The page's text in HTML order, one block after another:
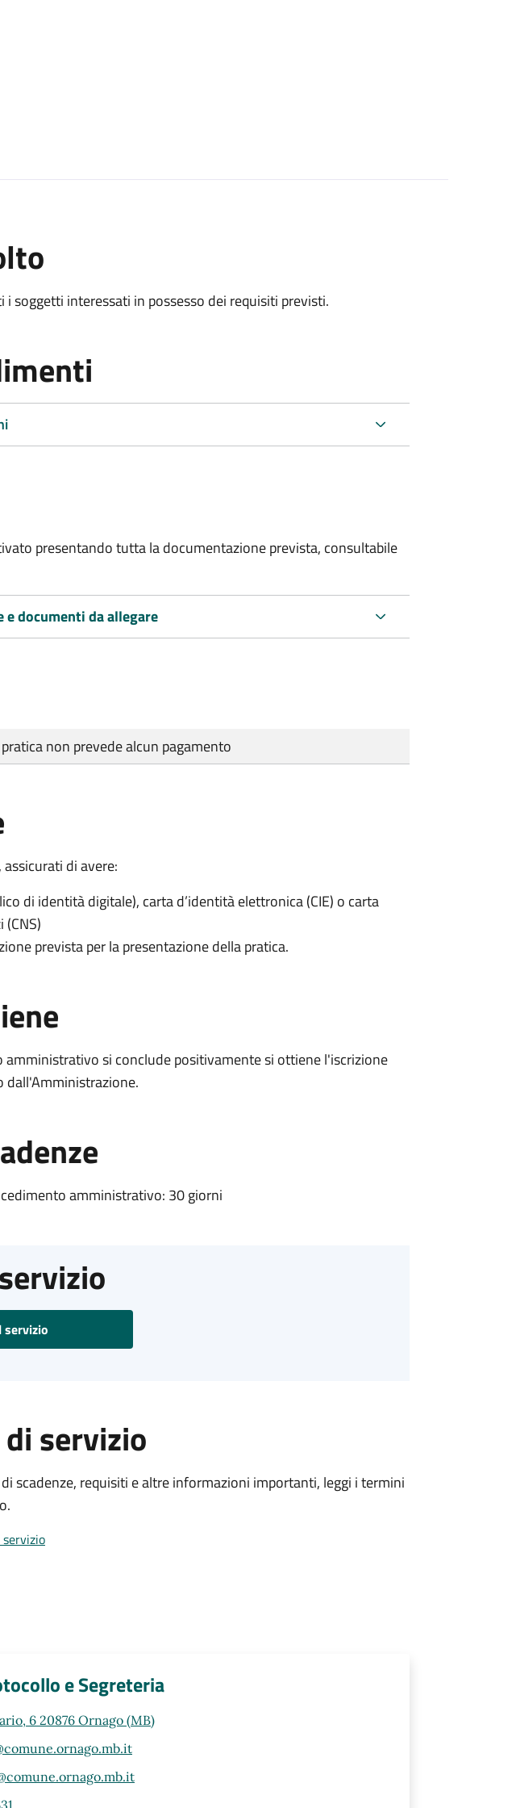
soggetti interessati in possesso dei requisiti previsti.
presentando tutta la documentazione prevista, consultabile
documenti da allegare
non prevede alcun pagamento
di avere:
di identità digitale), carta d’identità elettronica (CIE) o carta
prevista per la presentazione della pratica.
amministrativo si conclude positivamente si ottiene l'iscrizione
dall'Amministrazione.
amministrativo: 30 giorni
servizio
servizio
scadenze, requisiti e altre informazioni importanti, leggi i termini
e Segreteria
6 20876 Ornago (MB)